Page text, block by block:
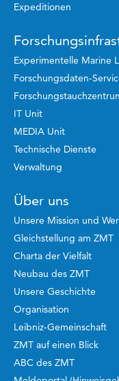
Expeditionen
Experimentelle Marine
Forschungsdaten-
IT Unit
MEDIA Unit
Technische Dienste
Verwaltung
Über uns
Unsere Mission und
Gleichstellung am ZMT
Charta der Vielfalt
Neubau des ZMT
Unsere Geschichte
Organisation
Leibniz-Gemeinschaft
ZMT auf einen Blick
ABC des ZMT